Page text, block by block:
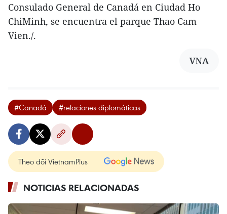
Consulado General de Canadá en Ciudad Ho
ChiMinh, se encuentra el parque Thao Cam
Vien./.
VNA
#Canadá #relaciones diplomáticas
Theo dõi VietnamPlus
NOTICIAS RELACIONADAS